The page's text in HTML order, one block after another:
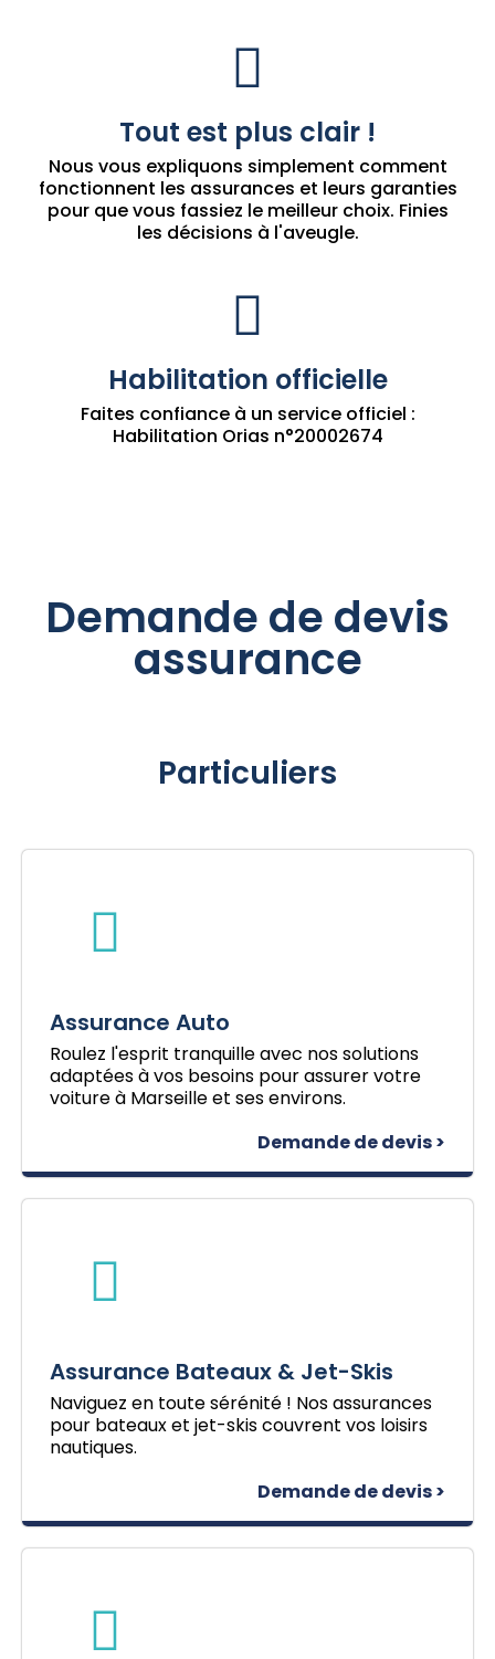
Tout est plus clair !
Nous vous expliquons simplement comment
fonctionnent les assurances et leurs garanties
pour que vous fassiez le meilleur choix. Finies
les décisions à l'aveugle.
Habilitation officielle
Faites confiance à un service officiel :
Habilitation Orias n°20002674
Demande de devis
assurance
Particuliers
Assurance Auto
Roulez l'esprit tranquille avec nos solutions
adaptées à vos besoins pour assurer votre
voiture à Marseille et ses environs.
Demande de devis >
Assurance Bateaux & Jet-Skis
Naviguez en toute sérénité ! Nos assurances
pour bateaux et jet-skis couvrent vos loisirs
nautiques.
Demande de devis >